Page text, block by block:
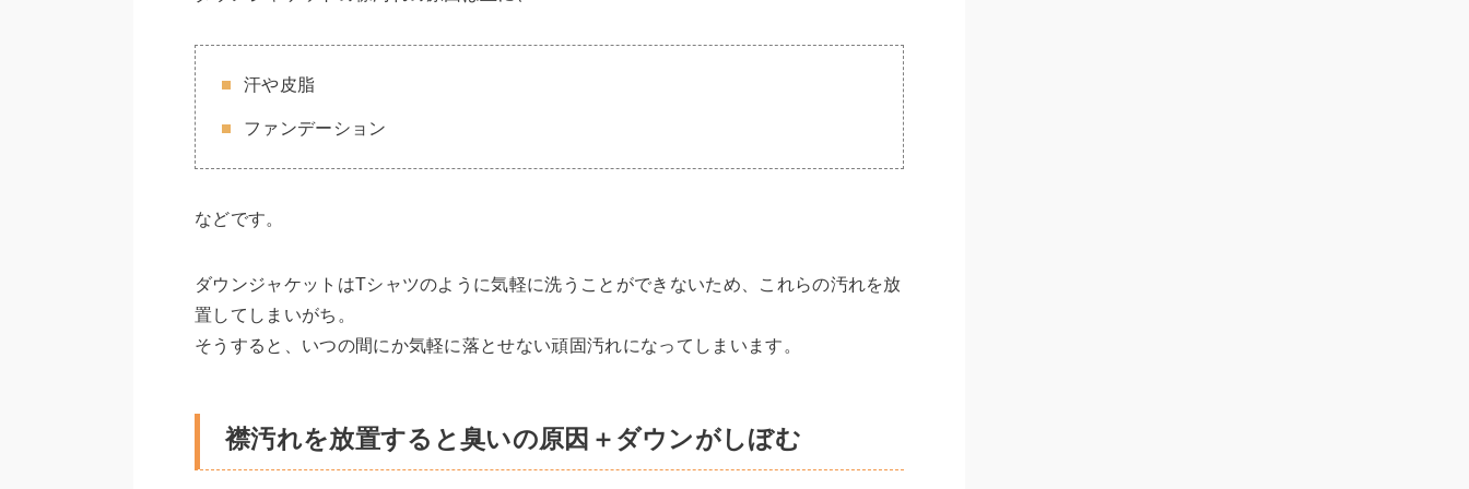
汗や皮脂
ファンデーション
などです。
ダウンジャケットはTシャツのように気軽に洗うことができないため、これらの汚れを放
置してしまいがち。
そうすると、いつの間にか気軽に落とせない頑固汚れになってしまいます。
襟汚れを放置すると臭いの原因＋ダウンがしぼむ